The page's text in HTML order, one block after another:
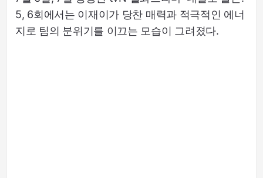
5, 6회에서는 이재이가 당찬 매력과 적극적인 에너
지로 팀의 분위기를 이끄는 모습이 그려졌다.